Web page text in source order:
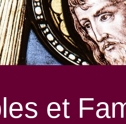
et